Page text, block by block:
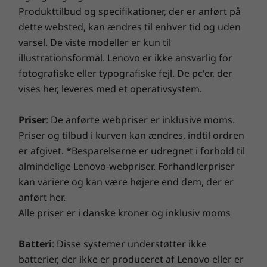
Underholding for fuld udblæsning
2-i-1 Gen 9 er en biograflignende oplevelse
Design
Mål (H x B x D)
Metalversion: 18,4 mm x 356mm x 255 mm/0,72" x
14.02" x 10.04"
Vægt
Vejer fra 1,9 kg
Pen
Lenovo Digital Pen (ekstraudstyr)
Bæredygtighed
Certificeringer/registreringer
®
stigning i din daglige pc-ydeevne. Få en gnidningsløs
onlineoplevelse, og styrk dine forsvar. Dette er
fremtiden inden for pc-performance og sikkerhed til
din nye Lenovo-enhed.
Opgrader garantien til din bærbare
Hos Lenovo leveres alle bærbare computere med 1 års
batterigaranti, uanset hvilken systemgaranti du har.
Men her er den virkelige gamechanger: Til udvalgte
pc'er tilbyder vi en3-års Sealed Battery Warranty.
tre års bekymringsfri batteristrøm, når du køber denne
opgradering med din enhed eller i løbet af den
oprindelige 1-årige batterigarantiperiode (hvis dit
med én batteriudskiftning, hvis der opstår problemer.
Få en bedre oplevelse med muligheden for at
Produkttilbud og specifikationer, der er anført på
dette websted, kan ændres til enhver tid og uden
varsel. De viste modeller er kun til
illustrationsformål. Lenovo er ikke ansvarlig for
fotografiske eller typografiske fejl. De pc'er, der
vises her, leveres med et operativsystem.
Priser: De anførte webpriser er inklusive moms.
Priser og tilbud i kurven kan ændres, indtil ordren
er afgivet. *Besparelserne er udregnet i forhold til
almindelige Lenovo-webpriser. Forhandlerpriser
kan variere og kan være højere end dem, der er
anført her.
Alle priser er i danske kroner og inklusiv moms
Batteri: Disse systemer understøtter ikke
batterier, der ikke er produceret af Lenovo eller er